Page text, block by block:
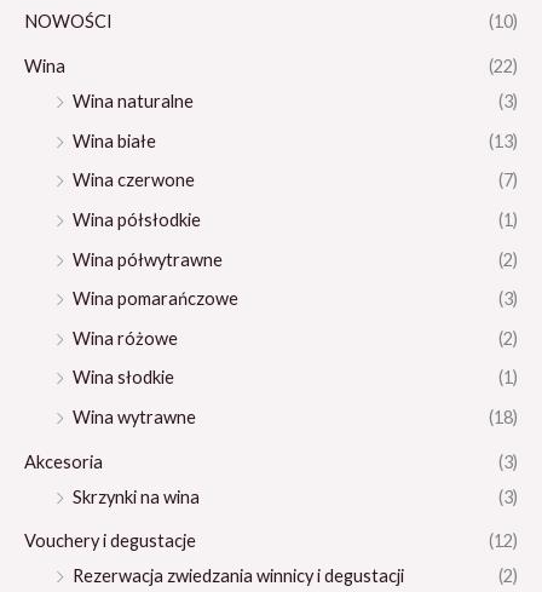
NOWOŚCI (10)
Wina
(22)
Wina naturalne
(3)
Wina białe
(13)
Wina czerwone
(7)
Wina półsłodkie
(1)
Wina półwytrawne
(2)
Wina pomarańczowe
(3)
Wina różowe
(2)
Wina słodkie
(1)
Wina wytrawne
(18)
Akcesoria
(3)
Skrzynki na wina
(3)
Vouchery i degustacje
(12)
Rezerwacja zwiedzania winnicy i degustacji
(2)